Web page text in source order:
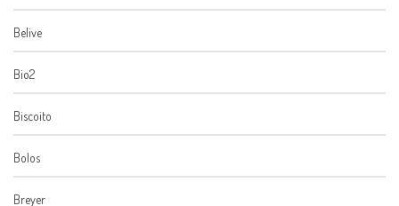
Belive
Bio2
Biscoito
Bolos
Breyer